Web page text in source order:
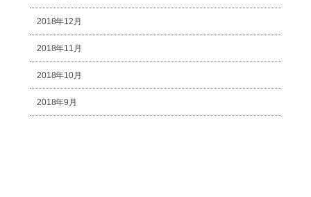
2018年12月
2018年11月
2018年10月
2018年9月